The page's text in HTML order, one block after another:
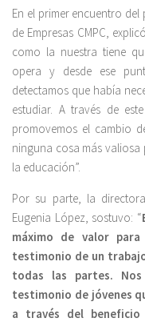
En el primer encuentro
de Empresas CMPC,
como la nuestra tiene
opera y desde ese
detectamos que había
estudiar. A través de
promovemos el cambio
ninguna cosa más
la educación”.
Por su parte, la
Eugenia López, sostuvo: “
máximo de valor
testimonio de un
todas las partes.
testimonio de jóvenes
a través del